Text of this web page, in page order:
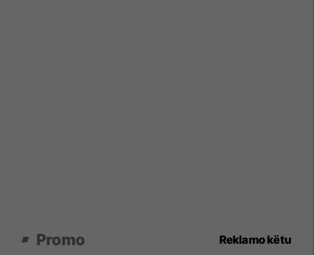
Promo Reklamo këtu